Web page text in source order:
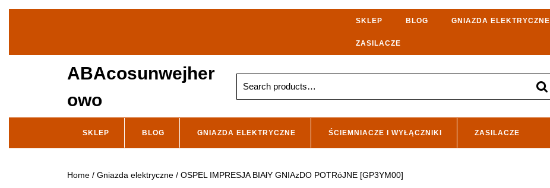
SKLEP BLOG GNIAZDA ELEKTRYCZNE
ZASILACZE
ABAcosunwejher
owo
for:
SKLEP BLOG GNIAZDA ELEKTRYCZNE ŚCIEMNIACZE I WYŁĄCZNIKI ZASILACZE
Home /Gniazda elektryczne / OSPEL IMPRESJA BIAłY GNIAzDO POTRóJNE [GP3YM00]